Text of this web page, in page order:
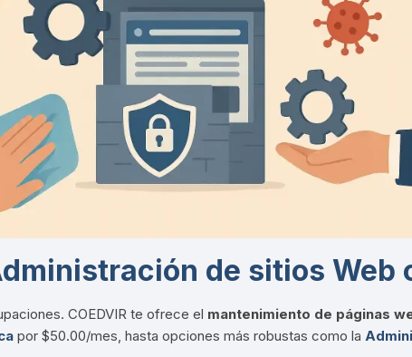
de sitios Web
. COEDVIR te ofrece el mantenimiento de páginas
por $50.00/mes, hasta opciones más robustas como la